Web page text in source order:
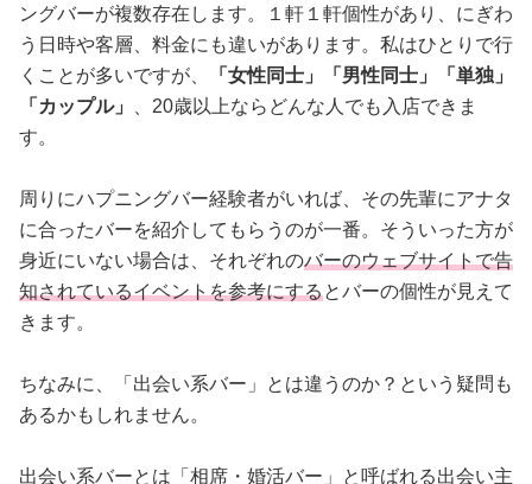
ングバーが複数存在します。１軒１軒個性があり、にぎわ
う日時や客層、料金にも違いがあります。私はひとりで行
くことが多いですが、
「女性同士」「男性同士」「単独」
「カップル」
、20歳以上ならどんな人でも入店できま
す。
周りにハプニングバー経験者がいれば、その先輩にアナタ
に合ったバーを紹介してもらうのが一番。そういった方が
身近にいない場合は、それぞれのバーのウェブサイトで告
知されているイベントを参考にするとバーの個性が見えて
きます。
ちなみに、「出会い系バー」とは違うのか？という疑問も
あるかもしれません。
出会い系バーとは「相席・婚活バー」と呼ばれる出会い主